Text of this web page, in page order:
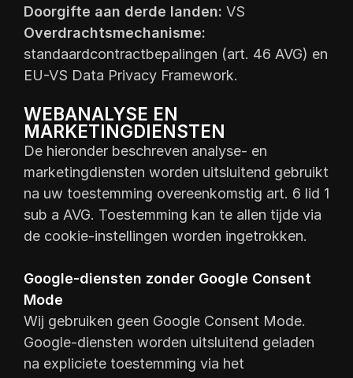
Doorgifte aan derde landen: VS
Overdrachtsmechanisme:
standaardcontractbepalingen (art. 46 AVG) en
EU-VS Data Privacy Framework.
WEBANALYSE EN
MARKETINGDIENSTEN
De hieronder beschreven analyse- en
marketingdiensten worden uitsluitend gebruikt
na uw toestemming overeenkomstig art. 6 lid 1
sub a AVG. Toestemming kan te allen tijde via
de cookie-instellingen worden ingetrokken.
Google-diensten zonder Google Consent
Mode
Wij gebruiken geen Google Consent Mode.
Google-diensten worden uitsluitend geladen
na expliciete toestemming via het